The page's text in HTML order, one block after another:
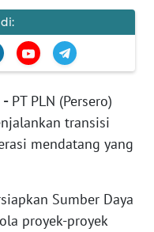
-PT PLN (Persero)
transisi
mendatang yang
Sumber Daya
proyek-proyek